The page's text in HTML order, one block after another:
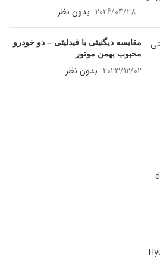
2026/04/28 بدون نظر
مقایسه دیگنیتی با فیدلیتی – دو خودرو
محبوب بهمن موتور
2023/12/02 بدون نظر